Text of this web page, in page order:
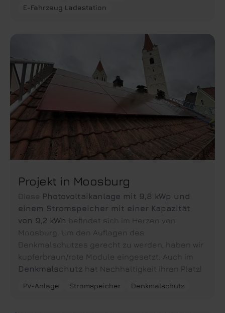
E-Fahrzeug Ladestation
Projekt in Moosburg
Diese Photovoltaikanlage mit 9,8 kWp und
einem Stromspeicher mit einer Kapazität
von 9,2 kWh befindet sich im Herzen von
Moosburg. Um den Auflagen des
Denkmalschutzes gerecht zu werden, haben wir
kupferbraun/rote Module eingesetzt. Auch im
Denkmalschutz hat Nachhaltigkeit ihren Platz!
PV-Anlage Stromspeicher Denkmalschutz